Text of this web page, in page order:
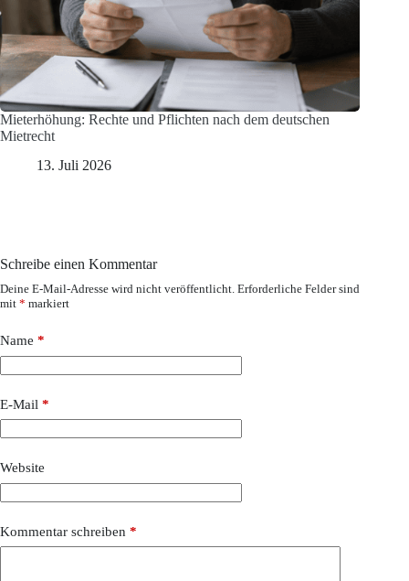
Mieterhöhung: Rechte und Pflichten nach dem deutschen
Mietrecht
13. Juli 2026
Schreibe einen Kommentar
Deine E-Mail-Adresse wird nicht veröffentlicht. Erforderliche Felder sind
mit * markiert
Name *
E-Mail *
Website
Kommentar schreiben *